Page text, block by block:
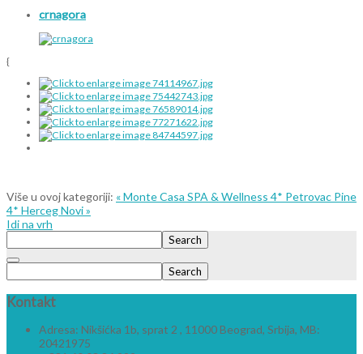
crnagora
{
Više u ovoj kategoriji: « Monte Casa SPA & Wellness 4* Petrovac Pine
4* Herceg Novi »
Idi na vrh
Search
Search
Kontakt
Adresa: Nikšićka 1b, sprat 2 , 11000 Beograd, Srbija, MB:
20421975